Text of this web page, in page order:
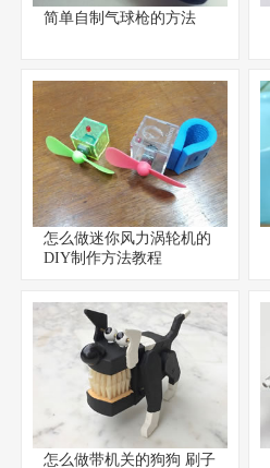
简单自制气球枪的方法
怎么做迷你风力涡轮机的
DIY制作方法教程
怎么做带机关的狗狗 刷子